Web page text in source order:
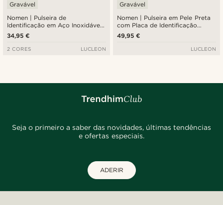
Nomen | Pulseira de
Identificação em Aço Inoxidável
Prateado de 10 mm
Gravável
34,95 €
2 CORES LUCLEON
Nomen | Pulseira em Pele Preta
com Placa de Identificação
Prateada
Gravável
49,95 €
LUCLEON
Seja o primeiro a saber das novidades, últimas tendências
e ofertas especiais.
ADERIR